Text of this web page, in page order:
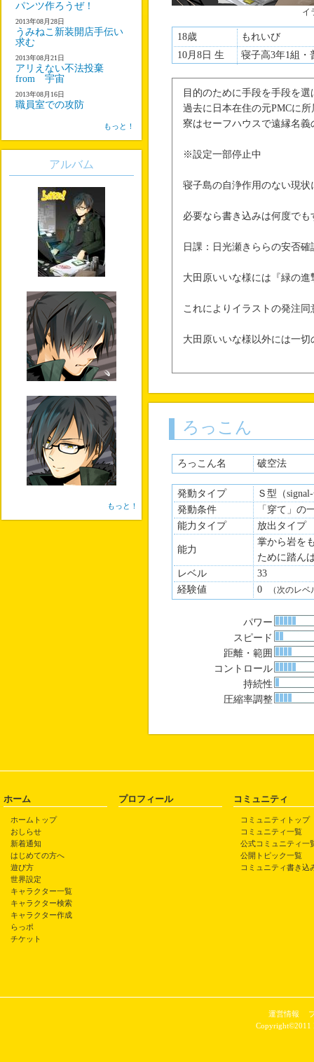
イ
18歳
もれいび
10月8日 生
寝子高3年1組・
目的のために手段を手段を
過去に日本在住の元PMCに
寮はセーフハウスで遠縁名義
※設定一部停止中
寝子島の自浄作用のない現
必要なら書き込みは何度でも
日課：日光瀬きららの安否確
大田原いいな様には『緑の
これによりイラストの発注
大田原いいな様以外には一
ろっこん
ろっこん名 破空法
発動タイプ
Ｓ型（
発動条件
「穿て」の
能力タイプ
放出タイプ
能力
掌から岩を
ために踏ん
レベル
33
経験値
0 （次のレ
パワー
スピード
距離・範囲
コントロール
持続性
圧縮率調整
パンツ作ろうぜ！
2013年08月28日
うみねこ新装開店手伝い
求む
2013年08月21日
アリえない不法投棄
from 宇宙
2013年08月16日
職員室での攻防
もっと！
アルバム
もっと！
ホーム
ホームトップ
おしらせ
新着通知
はじめての方へ
遊び方
世界設定
キャラクター一覧
キャラクター検索
キャラクター作成
らっポ
チケット
プロフィール コミュニティ
コミュニティトップ
コミュニティ一覧
公式コミュニティ一
公開トピック一覧
コミュニティ書き込
運営情報
Copyright©2011